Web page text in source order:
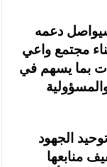
دعمه
مجتمع واعي
بما يسهم في
الجهود
منابعها